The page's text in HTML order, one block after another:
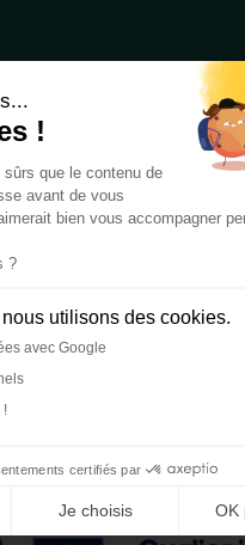
!
que le contenu de
avant de vous
bien vous accompagner
?
utilisons des cookies.
avec Google
!
certifiés par
Je choisis OK
plus